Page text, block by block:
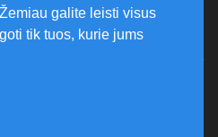
galite leisti visus
tik tuos, kurie jums